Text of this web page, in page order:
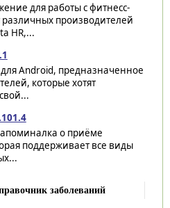
для работы с фитнесс-
различных производителей
HR,...
Android, предназначенное
которые хотят
о приёме
поддерживает все виды
заболеваний